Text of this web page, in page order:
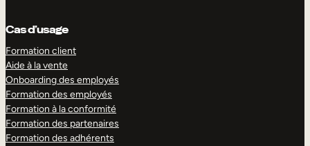
Cas d’usage
Formation client
Aide à la vente
Onboarding des employés
Formation des employés
Formation à la conformité
Formation des partenaires
Formation des adhérents